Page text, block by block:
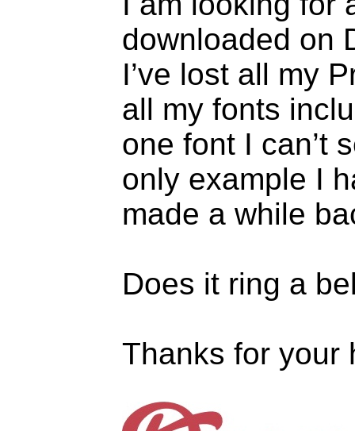
downloaded on
I’ve lost all my
all my fonts
one font I can’t
only example I
made a while
Does it ring a
Thanks for your